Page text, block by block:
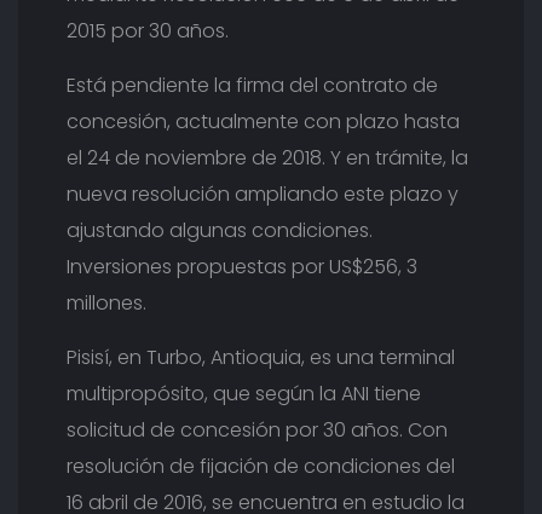
2015 por 30 años.
Está pendiente la firma del contrato de
concesión, actualmente con plazo hasta
el 24 de noviembre de 2018. Y en trámite, la
nueva resolución ampliando este plazo y
ajustando algunas condiciones.
Inversiones propuestas por US$256, 3
millones.
Pisisí, en Turbo, Antioquia, es una terminal
multipropósito, que según la ANI tiene
solicitud de concesión por 30 años. Con
resolución de fijación de condiciones del
16 abril de 2016, se encuentra en estudio la